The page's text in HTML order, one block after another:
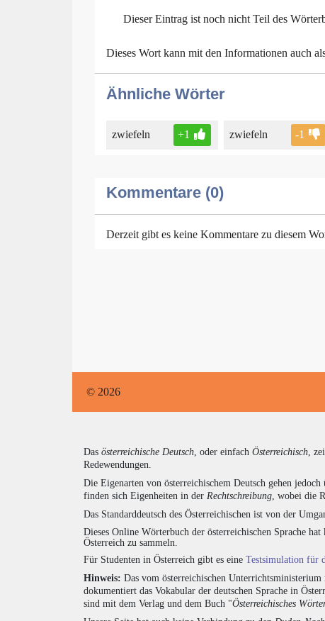
Dieser Eintrag ist noch nicht Teil des
Dieses Wort kann mit den Informationen auch
Ähnliche Wörter
zwiefeln +1 zwiefeln -1
Kommentare (0)
Derzeit gibt es keine Kommentare zu diesem
© 2026
Das österreichische Deutsch, oder einfach Österreichisch,
Redewendungen.
Die Eigenarten von österreichischem Deutsch gehen
finden sich Eigenheiten in der Rechtschreibung, wobei die
Das Standarddeutsch des Österreichischen ist von der
Dieses Online Wörterbuch der österreichischen Sprache
Österreich zu sammeln.
Für Studenten in Österreich gibt es eine Testsimulation für
Hinweis: Das vom österreichischen
dokumentiert das Vokabular der deutschen Sprache in
sind mit dem Verlag und dem Buch "Österreichisches